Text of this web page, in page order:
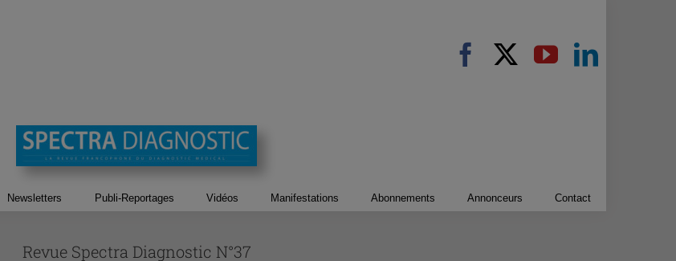
Newsletters Publi-Reportages Vidéos Manifestations Abonnements Annonceurs Contact
Revue Spectra Diagnostic N°37